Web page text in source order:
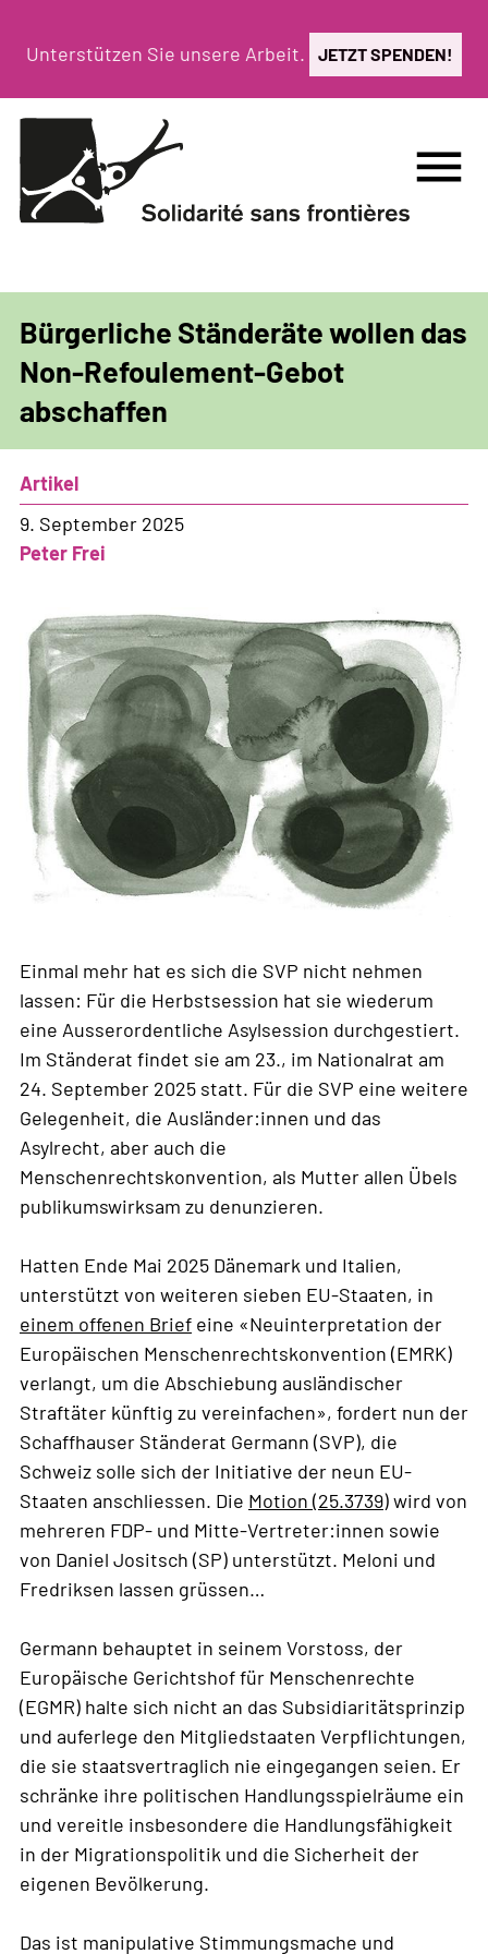
zumUnterstützen Sie unsere Arbeit. JETZT SPENDEN!
menu
Bürgerliche Ständeräte wollen das
Non-Refoulement-Gebot
abschaffen
Artikel
9. September 2025
Peter Frei
Einmal mehr hat es sich die SVP nicht nehmen
lassen: Für die Herbstsession hat sie wiederum
eine Ausserordentliche Asylsession durchgestiert.
Im Ständerat findet sie am 23., im Nationalrat am
24. September 2025 statt. Für die SVP eine weitere
Gelegenheit, die Ausländer:innen und das
Asylrecht, aber auch die
Menschenrechtskonvention, als Mutter allen Übels
publikumswirksam zu denunzieren.
Hatten Ende Mai 2025 Dänemark und Italien,
unterstützt von weiteren sieben EU-Staaten, in
einem offenen Brief eine «Neuinterpretation der
Europäischen Menschenrechtskonvention (EMRK)
verlangt, um die Abschiebung ausländischer
Straftäter künftig zu vereinfachen», fordert nun der
Schaffhauser Ständerat Germann (SVP), die
Schweiz solle sich der Initiative der neun EU-
Staaten anschliessen. Die Motion (25.3739)wird von
mehreren FDP- und Mitte-Vertreter:innen sowie
von Daniel Jositsch (SP) unterstützt. Meloni und
Fredriksen lassen grüssen…
Germann behauptet in seinem Vorstoss, der
Europäische Gerichtshof für Menschenrechte
(EGMR) halte sich nicht an das Subsidiaritätsprinzip
und auferlege den Mitgliedstaaten Verpflichtungen,
die sie staatsvertraglich nie eingegangen seien. Er
schränke ihre politischen Handlungsspielräume ein
und vereitle insbesondere die Handlungsfähigkeit
in der Migrationspolitik und die Sicherheit der
eigenen Bevölkerung.
Das ist manipulative Stimmungsmache und